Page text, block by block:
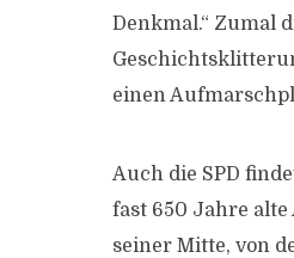
Denkmal.“ Zumal
einen
Auch die SPD
fast 650 Jahre
seiner Mitte, von